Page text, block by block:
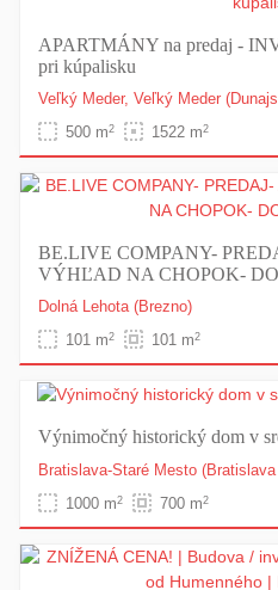
APARTMÁNY na predaj -
pri kúpalisku
Veľký Meder, Veľký Meder
500 m2 1522 m2
BE.LIVE COMPANY-
VÝHĽAD NA CHOPOK-
Dolná Lehota (Brezno)
101 m2 101 m2
Výnimočný historický dom v
Bratislava-Staré Mesto
1000 m2 700 m2